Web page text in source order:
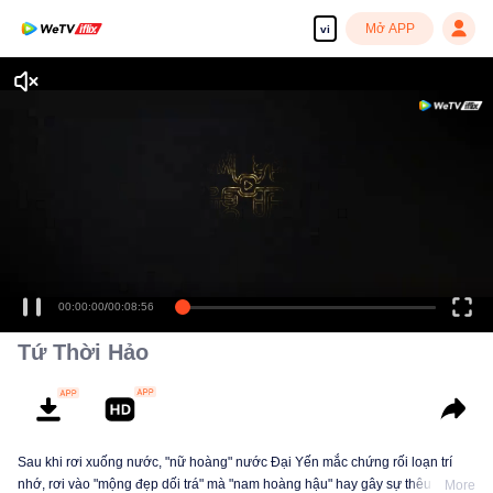
vi Mở APP
00:00:00/00:08:56
Tứ Thời Hảo
Sau khi rơi xuống nước, "nữ hoàng" nước Đại Yến mắc chứng rối loạn trí
nhớ, rơi vào "mộng đẹp dối trá" mà "nam hoàng hậu" hay gây sự thêu dệtMore